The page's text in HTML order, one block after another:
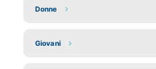
Donne
Giovani